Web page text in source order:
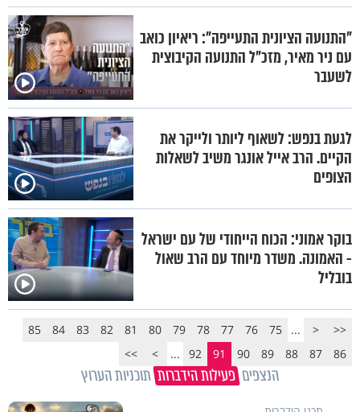
"התנועה הציונית התעייפה": ריאיון כואב
עם ניר מאיר, מזכ"ל התנועה הקיבוצית
לשעבר
לגעת בנפש: לשאוף ליותר ולייקר את
הקיים. הרב אייל אונגר משיב לשאלות
הצופים
בוקר אמוני: הכוח הייחודי של עם ישראל
- האמונה. משדר מיוחד עם הרב שאול
בובליל
<<
<
...
75
76
77
78
79
80
81
82
83
84
85
86
87
88
89
90
91
92
...
>
>>
הנצפים פעילות הידברות תוכניות הערוץ